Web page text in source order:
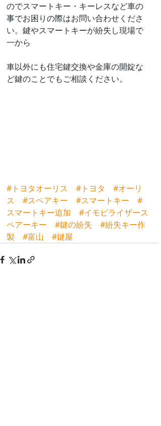
のでスマートキー・キーレスなど車の
事でお困りの際はお問い合わせくださ
い。鍵やスマートキーが紛失し現場で
一から
車以外にも住宅鍵交換や金庫の開錠な
ど鍵のことでもご相談ください。
#トヨタオーリス #トヨタ
#オーリ
ス
#スペアキー #スマートキー
#
スマートキー追加
#イモビライザース
ペアーキー
#鍵の紛失
#紛失キー作
製
#富山 #鍵屋